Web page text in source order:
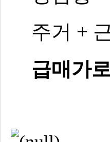
주거 +
급매가